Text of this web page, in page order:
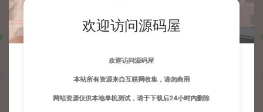
欢迎访问源码屋
欢迎访问源码屋
本站所有资源来自互联网收集，请勿商用
网站资源仅供本地单机测试，请于下载后24小时内删除